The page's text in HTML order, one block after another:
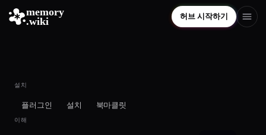
memory
.wiki
허브 시작하기
설치
플러그인 설치 북마클릿
이해